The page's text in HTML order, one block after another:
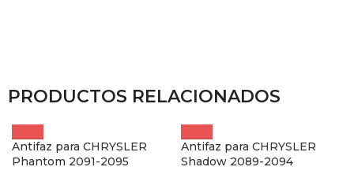
PRODUCTOS RELACIONADOS
Antifaz para CHRYSLER
Phantom 2091-2095
Antifaz para CHRYSLER
Shadow 2089-2094